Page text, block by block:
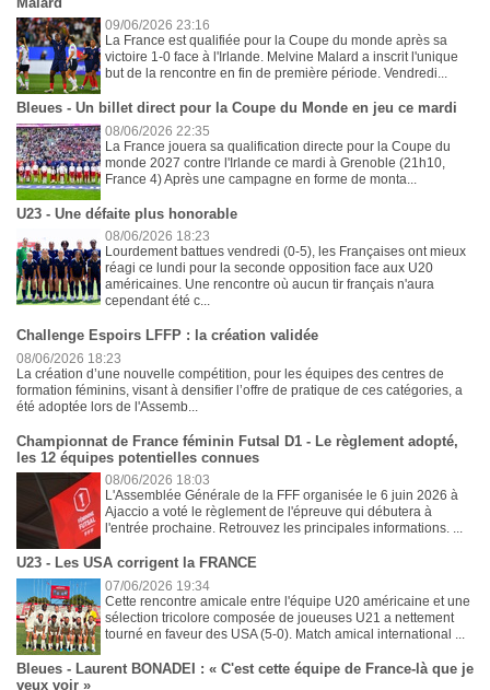
09/06/2026 23:16
La France est qualifiée pour la Coupe du monde après sa
victoire 1-0 face à l'Irlande. Melvine Malard a inscrit l'unique
but de la rencontre en fin de première période. Vendredi...
Bleues - Un billet direct pour la Coupe du Monde en jeu ce mardi
08/06/2026 22:35
La France jouera sa qualification directe pour la Coupe du
monde 2027 contre l'Irlande ce mardi à Grenoble (21h10,
France 4) Après une campagne en forme de monta...
U23 - Une défaite plus honorable
08/06/2026 18:23
Lourdement battues vendredi (0-5), les Françaises ont mieux
réagi ce lundi pour la seconde opposition face aux U20
américaines. Une rencontre où aucun tir français n'aura
cependant été c...
Challenge Espoirs LFFP : la création validée
08/06/2026 18:23
La création d’une nouvelle compétition, pour les équipes des centres de
formation féminins, visant à densifier l’offre de pratique de ces catégories, a
été adoptée lors de l'Assemb...
Championnat de France féminin Futsal D1 - Le règlement adopté,
les 12 équipes potentielles connues
08/06/2026 18:03
L'Assemblée Générale de la FFF organisée le 6 juin 2026 à
Ajaccio a voté le règlement de l'épreuve qui débutera à
l'entrée prochaine. Retrouvez les principales informations. ...
U23 - Les USA corrigent la FRANCE
07/06/2026 19:34
Cette rencontre amicale entre l'équipe U20 américaine et une
sélection tricolore composée de joueuses U21 a nettement
tourné en faveur des USA (5-0). Match amical international ...
Bleues - Laurent BONADEI : « C'est cette équipe de France-là que je
veux voir »